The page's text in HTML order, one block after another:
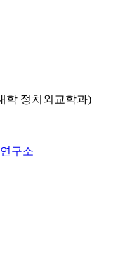
학 정치외교학과)
구소